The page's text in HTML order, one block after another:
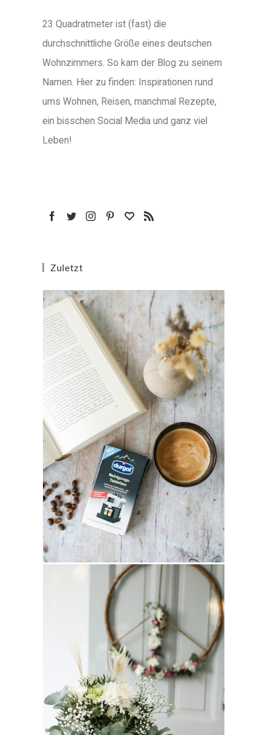
23 Quadratmeter ist (fast) die
durchschnittliche Größe eines deutschen
Wohnzimmers. So kam der Blog zu seinem
Namen. Hier zu finden: Inspirationen rund
ums Wohnen, Reisen, manchmal Rezepte,
ein bisschen Social Media und ganz viel
Leben!
Zuletzt